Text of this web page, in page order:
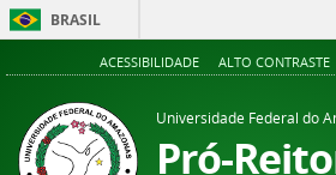
BRASIL
ACESSIBILIDADE ALTO CONTRASTE
Universidade Federal do
Pró-